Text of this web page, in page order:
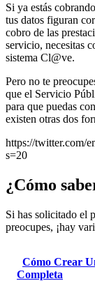
Si ya estás
tus datos figuran
cobro de las
servicio, necesitas
sistema Cl@ve.
Pero no te
que el Servicio
para que puedas
existen otras dos
https://twitter.com/
s=20
¿Cómo
Si has solicitado el
preocupes, ¡hay
Cómo Crear
Completa